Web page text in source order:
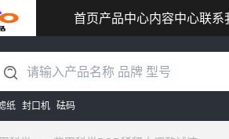
首页产品中心内容中心联系
纸 封口机 砝码